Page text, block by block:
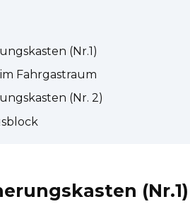
(Nr.1)
Fahrgastraum
(Nr. 2)
(Nr.1)